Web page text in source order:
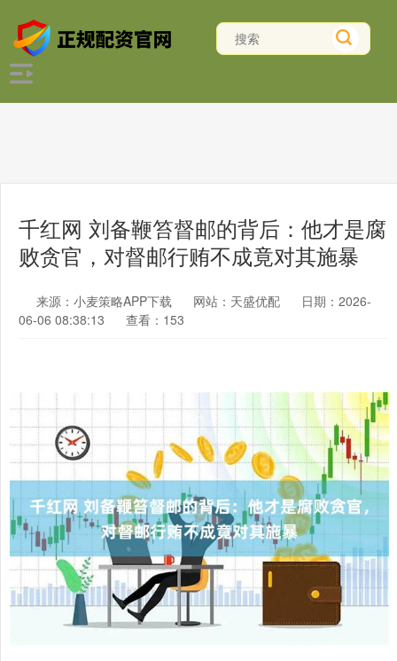
千红网 刘备鞭笞督邮的背后：他才是腐
败贪官，对督邮行贿不成竟对其施暴
来源：小麦策略APP下载 网站：天盛优配
日期：2026-
06-06 08:38:13
查看：153